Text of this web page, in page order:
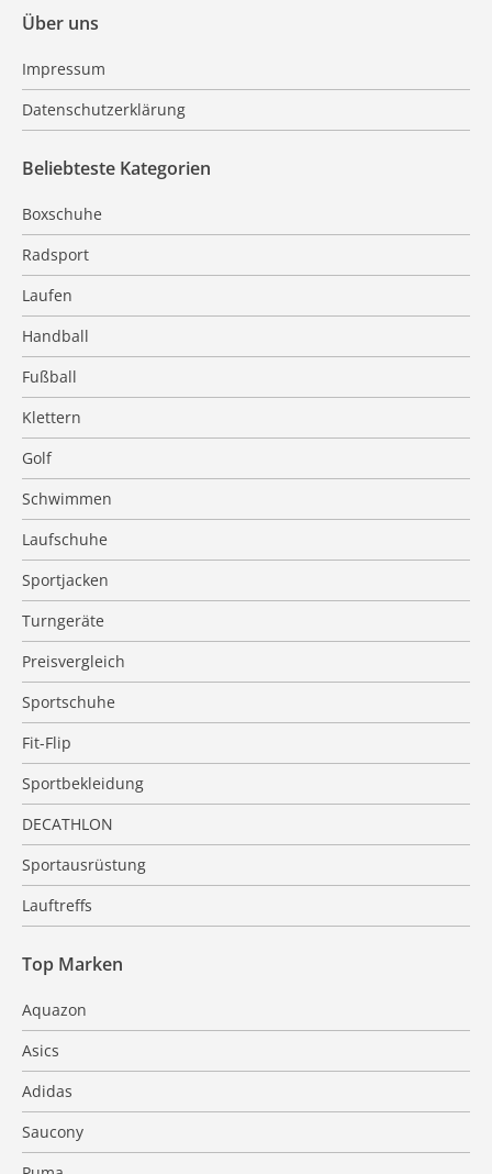
Über uns
Impressum
Datenschutzerklärung
Beliebteste Kategorien
Boxschuhe
Radsport
Laufen
Handball
Fußball
Klettern
Golf
Schwimmen
Laufschuhe
Sportjacken
Turngeräte
Preisvergleich
Sportschuhe
Fit-Flip
Sportbekleidung
DECATHLON
Sportausrüstung
Lauftreffs
Top Marken
Aquazon
Asics
Adidas
Saucony